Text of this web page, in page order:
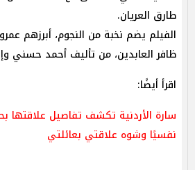
طارق العريان.
الفيلم يضم نخبة من النجوم، أبرزهم
ظافر العابدين، من تأليف أحمد حسني
اقرأ أيضًا:
سارة الأردنية تكشف تفاصيل علاقتها
نفسيًا وشوه علاقتي بعائلتي